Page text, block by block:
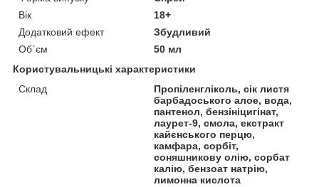
Вік
18+
Додатковий ефект
Збудливий
Об`єм
50 мл
Користувальницькі характеристики
Склад
Пропіленгліколь, сік листя
барбадоського алое, вода,
пантенол, бензініцигінат,
лаурет-9, смола, екстракт
кайєнського перцю,
камфара, сорбіт,
соняшникову олію, сорбат
калію, бензоат натрію,
лимонна кислота